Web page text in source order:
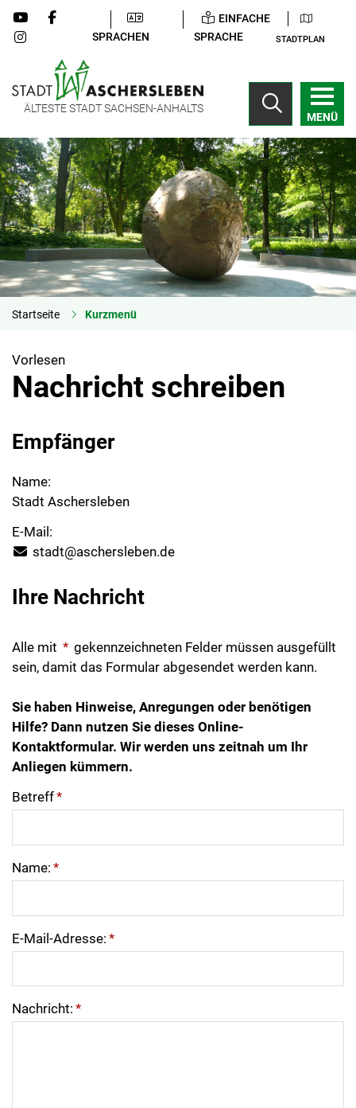
SPRACHEN
EINFACHE
SPRACHE
STADTPLAN
ÄLTESTE STADT SACHSEN-ANHALTS
MENÜ
Startseite Kurzmenü
Vorlesen
Nachricht schreiben
Empfänger
Name:
Stadt Aschersleben
E-Mail:
stadt@aschersleben.de
Ihre Nachricht
Alle mit * gekennzeichneten Felder müssen ausgefüllt
sein, damit das Formular abgesendet werden kann.
Sie haben Hinweise, Anregungen oder benötigen
Hilfe? Dann nutzen Sie dieses Online-
Kontaktformular. Wir werden uns zeitnah um Ihr
Anliegen kümmern.
Betreff*
Name: *
E-Mail-Adresse: *
Nachricht: *